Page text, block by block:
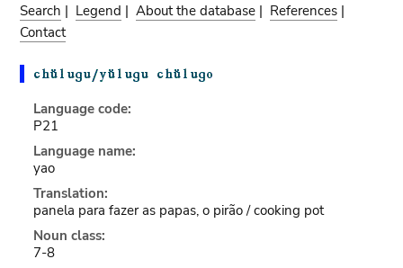
Search | Legend |About the database | References |
Contact
Language code:
P21
Language name:
yao
Translation:
panela para fazer as papas, o pirão / cooking pot
Noun class:
7-8